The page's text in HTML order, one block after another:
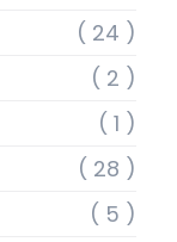
( 24 )
( 2 )
( 1 )
( 28 )
( 5 )